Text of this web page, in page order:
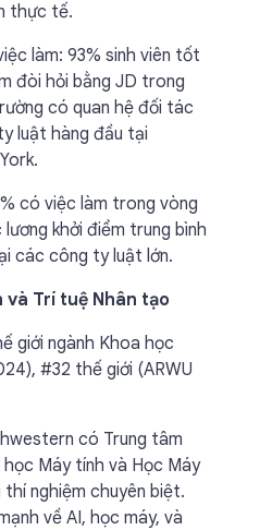
thực tế.
làm: 93% sinh viên tốt
đòi hỏi bằng JD trong
có quan hệ đối tác
luật hàng đầu tại
có việc làm trong vòng
khởi điểm trung bình
các công ty luật lớn.
và Trí tuệ Nhân tạo
giới ngành Khoa học
#32 thế giới (ARWU
có Trung tâm
Máy tính và Học Máy
nghiệm chuyên biệt.
về AI, học máy, và